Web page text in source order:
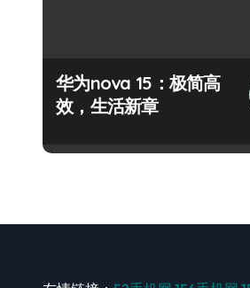
华为nova 15：极简高
效，生活新章